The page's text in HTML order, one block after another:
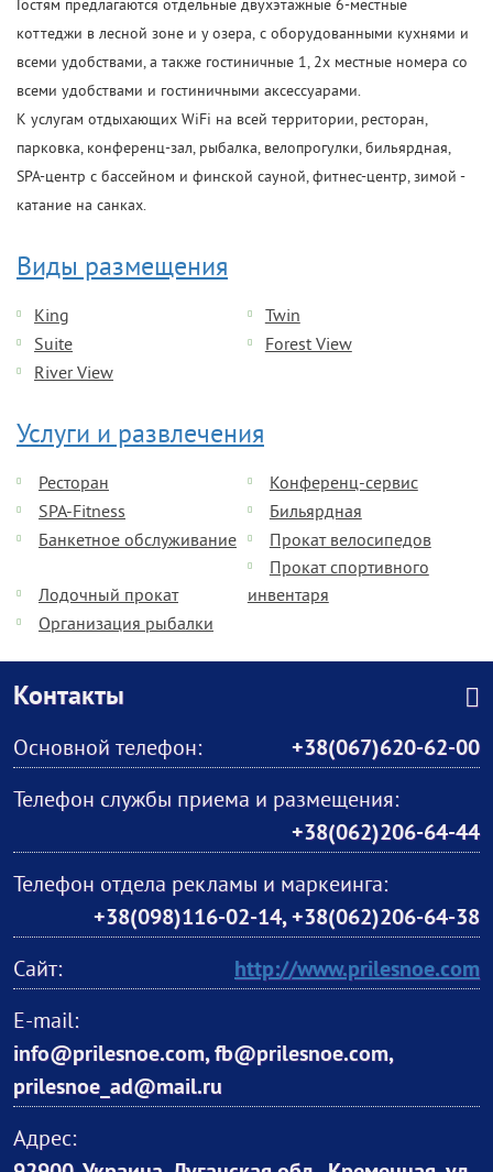
Гостям предлагаются отдельные двухэтажные 6-местные
коттеджи в лесной зоне и у озера, с оборудованными кухнями и
всеми удобствами, а также гостиничные 1, 2х местные номера со
всеми удобствами и гостиничными аксессуарами.
К услугам отдыхающих WiFi на всей территории, ресторан,
парковка, конференц-зал, рыбалка, велопрогулки, бильярдная,
SPA-центр с бассейном и финской сауной, фитнес-центр, зимой -
катание на санках.
Виды размещения
King
Twin
Suite
Forest View
River View
Услуги и развлечения
Ресторан
Конференц-сервис
SPA-Fitness
Бильярдная
Банкетное обслуживание
Прокат велосипедов
Лодочный прокат
Прокат спортивного
инвентаря
Организация рыбалки
Контакты
Основной телефон:
+38(067)620-62-00
Телефон службы приема и размещения:
+38(062)206-64-44
Телефон отдела рекламы и маркеинга:
+38(098)116-02-14, +38(062)206-64-38
Сайт:
http://www.prilesnoe.com
E-mail:
info@prilesnoe.com, fb@prilesnoe.com,
prilesnoe_ad@mail.ru
Адрес: